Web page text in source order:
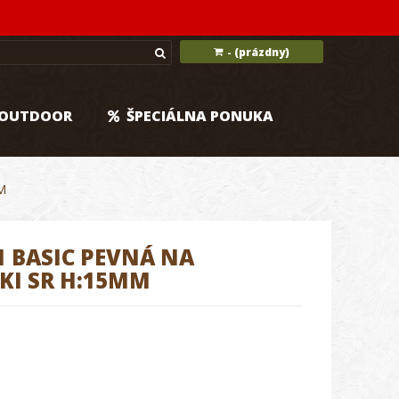
- (prázdny)
ŠPECIÁLNA PONUKA
BASIC PEVNÁ NA
SR H:15MM